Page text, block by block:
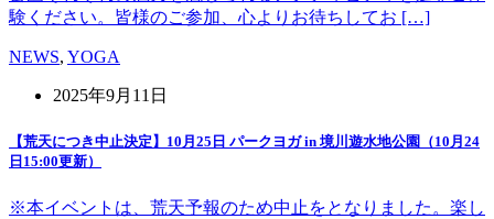
験ください。皆様のご参加、心よりお待ちしてお […]
NEWS, YOGA
2025年9月11日
【荒天につき中止決定】10月25日 パークヨガ in 境川遊水地公園（10月24
日15:00更新）
※本イベントは、荒天予報のため中止をとなりました。楽し